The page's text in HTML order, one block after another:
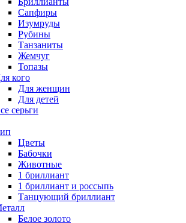
Сапфиры
Изумруды
Рубины
Танзаниты
Жемчуг
Топазы
кого
Для женщин
Для детей
серьги
Цветы
Бабочки
Животные
1 бриллиант
1 бриллиант и россыпь
Танцующий бриллиант
Белое золото